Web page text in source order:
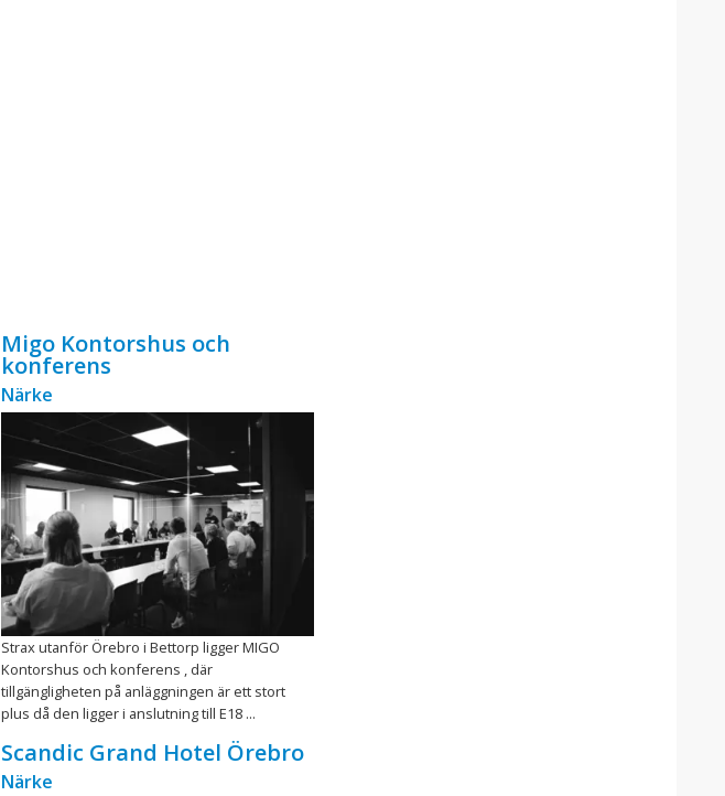
Migo Kontorshus och
konferens
Närke
Strax utanför Örebro i Bettorp ligger MIGO
Kontorshus och konferens , där
tillgängligheten på anläggningen är ett stort
plus då den ligger i anslutning till E18 ...
Scandic Grand Hotel Örebro
Närke